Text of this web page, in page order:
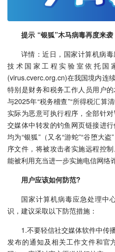
提示 “银狐”木马病毒再度来袭
详情：近日，国家计算机病
技术国家工程实验室依托国
(virus.cverc.org.cn)在我国境内连
特别是财务和税务工作人员用户
与2025年“税务稽查”“所得税汇算
实际为恶意可执行程序，全部针
交媒体中转发的钓鱼网页链接进
均为“银狐”（又名“游蛇”“谷堕大
序文件，将被攻击者实施远程控
能被利用充当进一步实施电信网络
用户应该如何防范?
国家计算机病毒应急处理中
识，建议采取以下防范措施：
1.不要轻信社交媒体软件中传
发布的通知及相关工作文件和官